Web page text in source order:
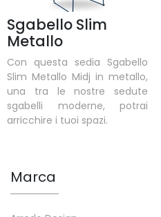
Sgabello Slim
Metallo
Con questa sedia Sgabello
Slim Metallo Midj in metallo,
una tra le nostre sedute
sgabelli moderne, potrai
arricchire i tuoi spazi.
Marca